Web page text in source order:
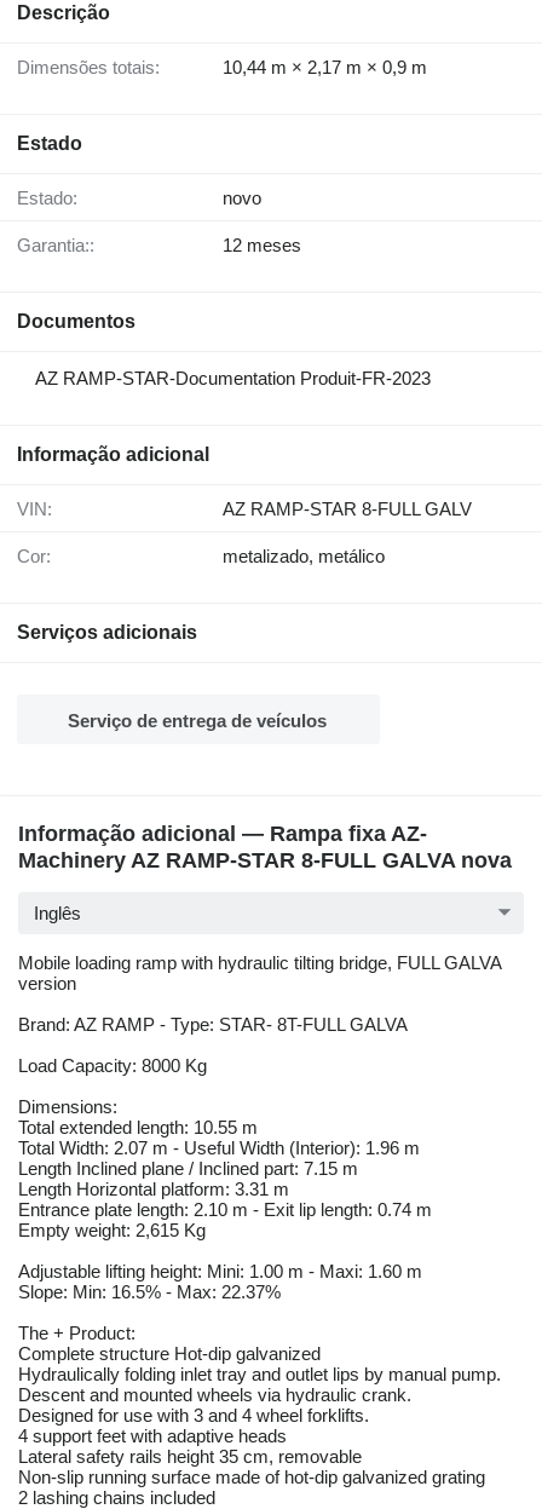
Descrição
Dimensões totais: 10,44 m × 2,17 m × 0,9 m
Estado
Estado: novo
Garantia:: 12 meses
Documentos
AZ RAMP-STAR-Documentation Produit-FR-2023
Informação adicional
VIN: AZ RAMP-STAR 8-FULL GALV
Cor: metalizado, metálico
Serviços adicionais
Serviço de entrega de veículos
Informação adicional — Rampa fixa AZ-
Machinery AZ RAMP-STAR 8-FULL GALVA nova
Inglês
Mobile loading ramp with hydraulic tilting bridge, FULL GALVA
version
Brand: AZ RAMP - Type: STAR- 8T-FULL GALVA
Load Capacity: 8000 Kg
Dimensions:
Total extended length: 10.55 m
Total Width: 2.07 m - Useful Width (Interior): 1.96 m
Length Inclined plane / Inclined part: 7.15 m
Length Horizontal platform: 3.31 m
Entrance plate length: 2.10 m - Exit lip length: 0.74 m
Empty weight: 2,615 Kg
Adjustable lifting height: Mini: 1.00 m - Maxi: 1.60 m
Slope: Min: 16.5% - Max: 22.37%
The + Product:
Complete structure Hot-dip galvanized
Hydraulically folding inlet tray and outlet lips by manual pump.
Descent and mounted wheels via hydraulic crank.
Designed for use with 3 and 4 wheel forklifts.
4 support feet with adaptive heads
Lateral safety rails height 35 cm, removable
Non-slip running surface made of hot-dip galvanized grating
2 lashing chains included